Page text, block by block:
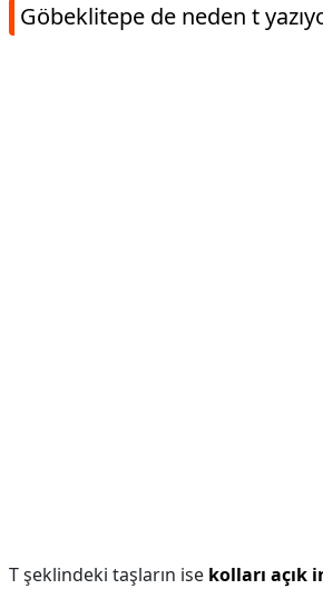
Göbeklitepe de neden t
T şeklindeki taşların ise kolları açık